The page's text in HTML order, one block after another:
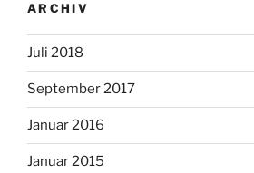
ARCHIV
Juli 2018
September 2017
Januar 2016
Januar 2015